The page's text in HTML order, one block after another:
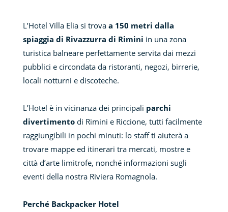
L’Hotel Villa Elia si trova a 150 metri dalla
spiaggia di Rivazzurra di Rimini in una zona
turistica balneare perfettamente servita dai mezzi
pubblici e circondata da ristoranti, negozi, birrerie,
locali notturni e discoteche.
L’Hotel è in vicinanza dei principali parchi
divertimento di Rimini e Riccione, tutti facilmente
raggiungibili in pochi minuti: lo staff ti aiuterà a
trovare mappe ed itinerari tra mercati, mostre e
città d’arte limitrofe, nonché informazioni sugli
eventi della nostra Riviera Romagnola.
Perché Backpacker Hotel